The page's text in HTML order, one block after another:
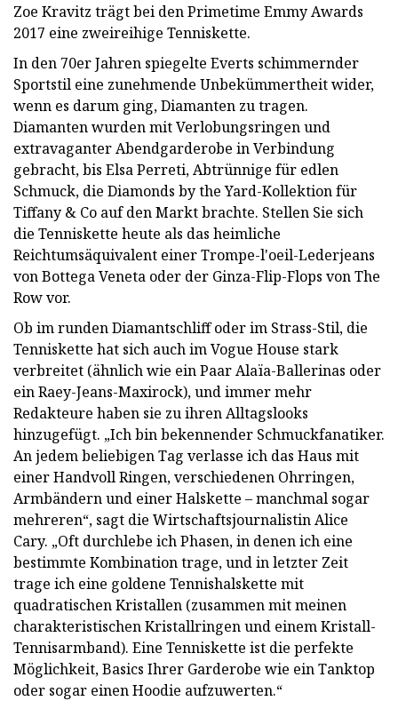
Zoe Kravitz trägt bei den Primetime Emmy Awards
2017 eine zweireihige Tenniskette.
In den 70er Jahren spiegelte Everts schimmernder
Sportstil eine zunehmende Unbekümmertheit wider,
wenn es darum ging, Diamanten zu tragen.
Diamanten wurden mit Verlobungsringen und
extravaganter Abendgarderobe in Verbindung
gebracht, bis Elsa Perreti, Abtrünnige für edlen
Schmuck, die Diamonds by the Yard-Kollektion für
Tiffany & Co auf den Markt brachte. Stellen Sie sich
die Tenniskette heute als das heimliche
Reichtumsäquivalent einer Trompe-l'oeil-Lederjeans
von Bottega Veneta oder der Ginza-Flip-Flops von The
Row vor.
Ob im runden Diamantschliff oder im Strass-Stil, die
Tenniskette hat sich auch im Vogue House stark
verbreitet (ähnlich wie ein Paar Alaïa-Ballerinas oder
ein Raey-Jeans-Maxirock), und immer mehr
Redakteure haben sie zu ihren Alltagslooks
hinzugefügt. „Ich bin bekennender Schmuckfanatiker.
An jedem beliebigen Tag verlasse ich das Haus mit
einer Handvoll Ringen, verschiedenen Ohrringen,
Armbändern und einer Halskette – manchmal sogar
mehreren“, sagt die Wirtschaftsjournalistin Alice
Cary. „Oft durchlebe ich Phasen, in denen ich eine
bestimmte Kombination trage, und in letzter Zeit
trage ich eine goldene Tennishalskette mit
quadratischen Kristallen (zusammen mit meinen
charakteristischen Kristallringen und einem Kristall-
Tennisarmband). Eine Tenniskette ist die perfekte
Möglichkeit, Basics Ihrer Garderobe wie ein Tanktop
oder sogar einen Hoodie aufzuwerten.“